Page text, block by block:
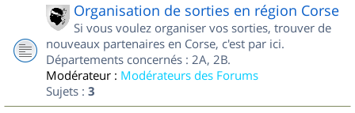
Organisation de sorties en région Corse
Si vous voulez organiser vos sorties, trouver de
nouveaux partenaires en Corse, c'est par ici.
Départements concernés : 2A, 2B.
Modérateur : Modérateurs des Forums
Sujets : 3